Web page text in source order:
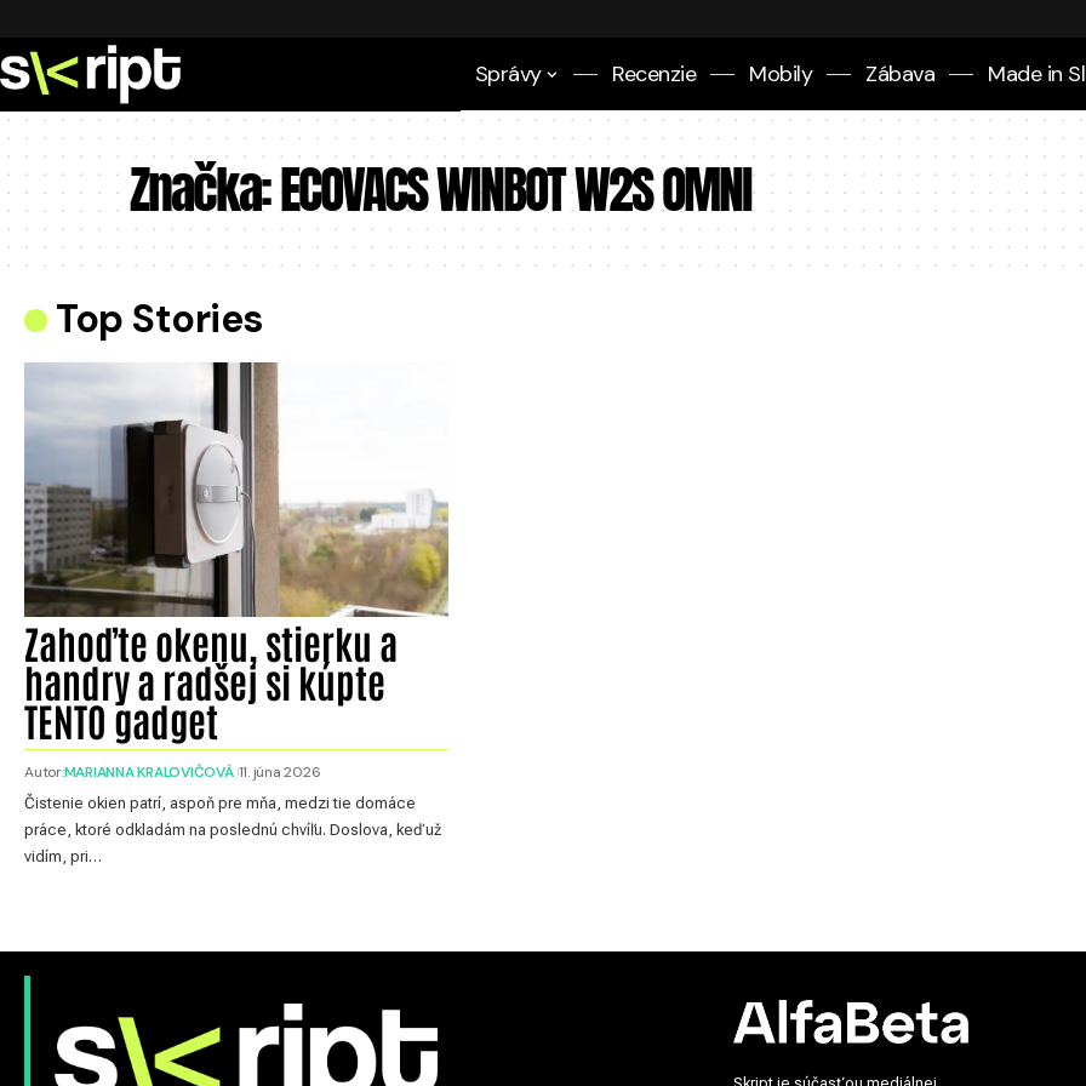
Správy Recenzie Mobily Zábava Made in
Značka:ECOVACS WINBOT W2S OMNI
Top Stories
Zahoďte okenu, stierku a
handry a radšej si kúpte
TENTO gadget
Autor:MARIANNA KRALOVIČOVÁ 11. júna 2026
Čistenie okien patrí, aspoň pre mňa, medzi tie domáce
práce, ktoré odkladám na poslednú chvíľu. Doslova, keď už
vidím, pri…